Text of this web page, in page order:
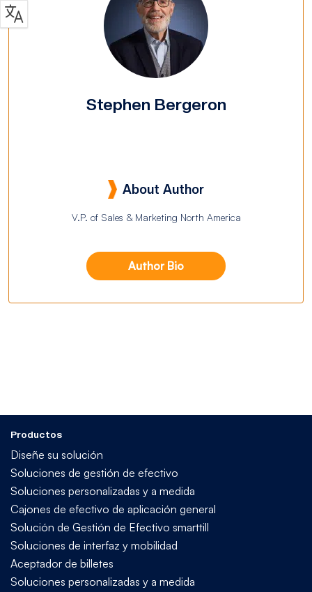
Stephen Bergeron
About Author
V.P. of Sales & Marketing North America
Author Bio
Productos
Diseñe su solución
Soluciones de gestión de efectivo
Soluciones personalizadas y a medida
Cajones de efectivo de aplicación general
Solución de Gestión de Efectivo smarttill
Soluciones de interfaz y mobilidad
Aceptador de billetes
Soluciones personalizadas y a medida